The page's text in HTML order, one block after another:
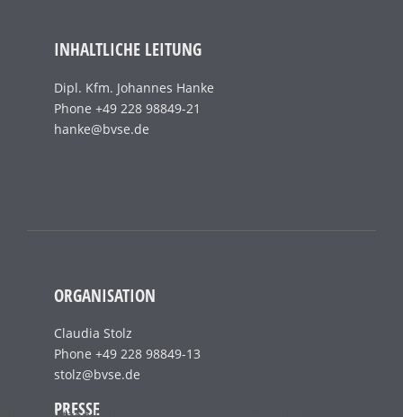
INHALTLICHE LEITUNG
Dipl. Kfm. Johannes Hanke
Phone +49 228 98849-21
hanke@bvse.de
ORGANISATION
Claudia Stolz
Phone +49 228 98849-13
stolz@bvse.de
PRESSE